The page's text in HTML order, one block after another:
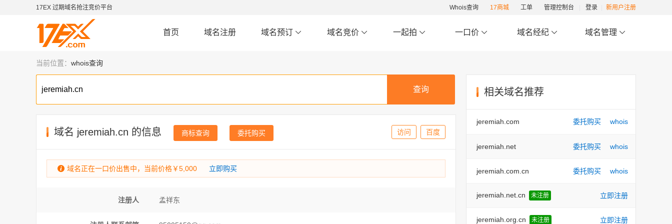
17EX 过期域名抢注竞价平台 Whois查询 17商城 工单 管理控制台 登录 新用户注册
首页 域名注册 域名预订 域名竞价 一起拍 一口价 域名经纪 域名管理
当前位置： whois查询
域名 jeremiah.cn 的信息 商标查询 委托购买 访问 百度
域名正在一口价出售中，当前价格￥5,000 立即购买
注册人 孟祥东
相关域名推荐
jeremiah.com 委托购买 whois
jeremiah.net 委托购买 whois
jeremiah.com.cn 委托购买 whois
jeremiah.net.cn 未注册 立即注册
jeremiah.org.cn 未注册 立即注册